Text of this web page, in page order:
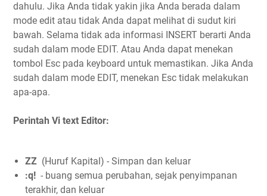
dahulu. Jika Anda tidak yakin jika Anda berada dalam
mode edit atau tidak Anda dapat melihat di sudut kiri
bawah. Selama tidak ada informasi INSERT berarti Anda
sudah dalam mode EDIT. Atau Anda dapat menekan
tombol Esc pada keyboard untuk memastikan. Jika Anda
sudah dalam mode EDIT, menekan Esc tidak melakukan
apa-apa.
Perintah Vi text Editor:
ZZ (Huruf Kapital) - Simpan dan keluar
:q! - buang semua perubahan, sejak penyimpanan
terakhir, dan keluar